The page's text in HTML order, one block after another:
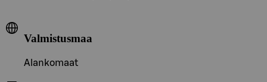
Valmistusmaa
Alankomaat